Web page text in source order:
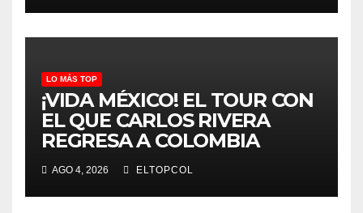
LO MÁS TOP
¡VIDA MÉXICO! EL TOUR CON
EL QUE CARLOS RIVERA
REGRESA A COLOMBIA
AGO 4, 2026 ELTOPCOL